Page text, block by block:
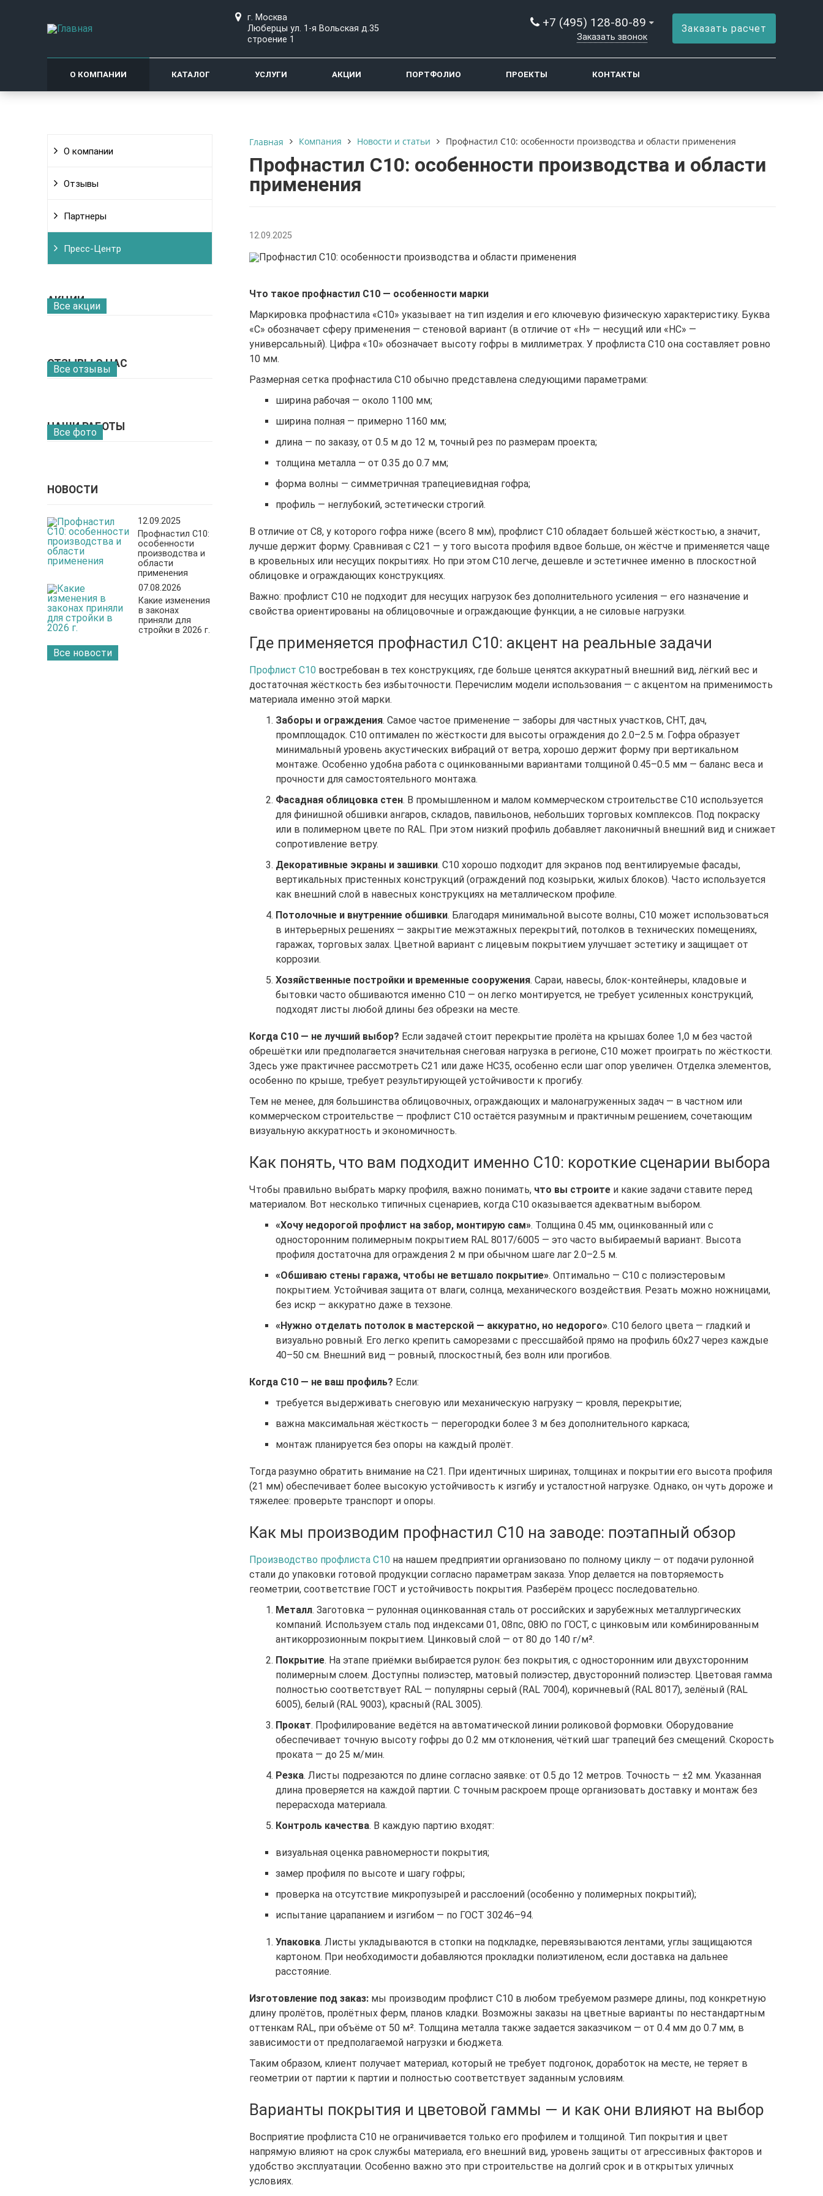
г. Москва
Люберцы ул. 1-я Вольская д.35
строение 1
+7 (495) 128-80-89
Заказать звонок
Заказать расчет
О КОМПАНИИ КАТАЛОГ УСЛУГИ АКЦИИ ПОРТФОЛИО ПРОЕКТЫ КОНТАКТЫ
О компании
Отзывы
Партнеры
Пресс-Центр
АКЦИИ
Все акции
ОТЗЫВЫ О НАС
Все отзывы
НАШИ РАБОТЫ
Все фото
НОВОСТИ
12.09.2025
Профнастил С10:
особенности
производства и
области
применения
07.08.2026
Какие изменения
в законах
приняли для
стройки в 2026 г.
Все новости
Главная Компания Новости и статьи Профнастил С10: особенности производства и области применения
Профнастил С10: особенности производства и области
применения
12.09.2025
Что такое профнастил С10 — особенности марки
Маркировка профнастила «С10» указывает на тип изделия и его ключевую физическую характеристику. Буква
«С» обозначает сферу применения — стеновой вариант (в отличие от «Н» — несущий или «НС» —
универсальный). Цифра «10» обозначает высоту гофры в миллиметрах. У профлиста С10 она составляет ровно
10 мм.
Размерная сетка профнастила С10 обычно представлена следующими параметрами:
ширина рабочая — около 1100 мм;
ширина полная — примерно 1160 мм;
длина — по заказу, от 0.5 м до 12 м, точный рез по размерам проекта;
толщина металла — от 0.35 до 0.7 мм;
форма волны — симметричная трапециевидная гофра;
профиль — неглубокий, эстетически строгий.
В отличие от С8, у которого гофра ниже (всего 8 мм), профлист С10 обладает большей жёсткостью, а значит,
лучше держит форму. Сравнивая с С21 — у того высота профиля вдвое больше, он жёстче и применяется чаще
в кровельных или несущих покрытиях. Но при этом С10 легче, дешевле и эстетичнее именно в плоскостной
облицовке и ограждающих конструкциях.
Важно: профлист С10 не подходит для несущих нагрузок без дополнительного усиления — его назначение и
свойства ориентированы на облицовочные и ограждающие функции, а не силовые нагрузки.
Где применяется профнастил С10: акцент на реальные задачи
Профлист С10 востребован в тех конструкциях, где больше ценятся аккуратный внешний вид, лёгкий вес и
достаточная жёсткость без избыточности. Перечислим модели использования — с акцентом на применимость
материала именно этой марки.
Заборы и ограждения. Самое частое применение — заборы для частных участков, СНТ, дач,
промплощадок. С10 оптимален по жёсткости для высоты ограждения до 2.0–2.5 м. Гофра образует
минимальный уровень акустических вибраций от ветра, хорошо держит форму при вертикальном
монтаже. Особенно удобна работа с оцинкованными вариантами толщиной 0.45–0.5 мм — баланс веса и
прочности для самостоятельного монтажа.
Фасадная облицовка стен. В промышленном и малом коммерческом строительстве С10 используется
для финишной обшивки ангаров, складов, павильонов, небольших торговых комплексов. Под покраску
или в полимерном цвете по RAL. При этом низкий профиль добавляет лаконичный внешний вид и снижает
сопротивление ветру.
Декоративные экраны и зашивки. С10 хорошо подходит для экранов под вентилируемые фасады,
вертикальных пристенных конструкций (ограждений под козырьки, жилых блоков). Часто используется
как внешний слой в навесных конструкциях на металлическом профиле.
Потолочные и внутренние обшивки. Благодаря минимальной высоте волны, С10 может использоваться
в интерьерных решениях — закрытие межэтажных перекрытий, потолков в технических помещениях,
гаражах, торговых залах. Цветной вариант с лицевым покрытием улучшает эстетику и защищает от
коррозии.
Хозяйственные постройки и временные сооружения. Сараи, навесы, блок-контейнеры, кладовые и
бытовки часто обшиваются именно С10 — он легко монтируется, не требует усиленных конструкций,
подходят листы любой длины без обрезки на месте.
Когда С10 — не лучший выбор? Если задачей стоит перекрытие пролёта на крышах более 1,0 м без частой
обрешётки или предполагается значительная снеговая нагрузка в регионе, С10 может проиграть по жёсткости.
Здесь уже практичнее рассмотреть С21 или даже НС35, особенно если шаг опор увеличен. Отделка элементов,
особенно по крыше, требует результирующей устойчивости к прогибу.
Тем не менее, для большинства облицовочных, ограждающих и малонагруженных задач — в частном или
коммерческом строительстве — профлист С10 остаётся разумным и практичным решением, сочетающим
визуальную аккуратность и экономичность.
Как понять, что вам подходит именно С10: короткие сценарии выбора
Чтобы правильно выбрать марку профиля, важно понимать, что вы строите и какие задачи ставите перед
материалом. Вот несколько типичных сценариев, когда С10 оказывается адекватным выбором.
«Хочу недорогой профлист на забор, монтирую сам». Толщина 0.45 мм, оцинкованный или с
односторонним полимерным покрытием RAL 8017/6005 — это часто выбираемый вариант. Высота
профиля достаточна для ограждения 2 м при обычном шаге лаг 2.0–2.5 м.
«Обшиваю стены гаража, чтобы не ветшало покрытие». Оптимально — С10 с полиэстеровым
покрытием. Устойчивая защита от влаги, солнца, механического воздействия. Резать можно ножницами,
без искр — аккуратно даже в техзоне.
«Нужно отделать потолок в мастерской — аккуратно, но недорого». С10 белого цвета — гладкий и
визуально ровный. Его легко крепить саморезами с прессшайбой прямо на профиль 60х27 через каждые
40–50 см. Внешний вид — ровный, плоскостный, без волн или прогибов.
Когда С10 — не ваш профиль? Если:
требуется выдерживать снеговую или механическую нагрузку — кровля, перекрытие;
важна максимальная жёсткость — перегородки более 3 м без дополнительного каркаса;
монтаж планируется без опоры на каждый пролёт.
Тогда разумно обратить внимание на С21. При идентичных ширинах, толщинах и покрытии его высота профиля
(21 мм) обеспечивает более высокую устойчивость к изгибу и усталостной нагрузке. Однако, он чуть дороже и
тяжелее: проверьте транспорт и опоры.
Как мы производим профнастил С10 на заводе: поэтапный обзор
Производство профлиста С10 на нашем предприятии организовано по полному циклу — от подачи рулонной
стали до упаковки готовой продукции согласно параметрам заказа. Упор делается на повторяемость
геометрии, соответствие ГОСТ и устойчивость покрытия. Разберём процесс последовательно.
Металл. Заготовка — рулонная оцинкованная сталь от российских и зарубежных металлургических
компаний. Используем сталь под индексами 01, 08пс, 08Ю по ГОСТ, с цинковым или комбинированным
антикоррозионным покрытием. Цинковый слой — от 80 до 140 г/м².
Покрытие. На этапе приёмки выбирается рулон: без покрытия, с односторонним или двухсторонним
полимерным слоем. Доступны полиэстер, матовый полиэстер, двусторонний полиэстер. Цветовая гамма
полностью соответствует RAL — популярны серый (RAL 7004), коричневый (RAL 8017), зелёный (RAL
6005), белый (RAL 9003), красный (RAL 3005).
Прокат. Профилирование ведётся на автоматической линии роликовой формовки. Оборудование
обеспечивает точную высоту гофры до 0.2 мм отклонения, чёткий шаг трапеций без смещений. Скорость
проката — до 25 м/мин.
Резка. Листы подрезаются по длине согласно заявке: от 0.5 до 12 метров. Точность — ±2 мм. Указанная
длина проверяется на каждой партии. С точным раскроем проще организовать доставку и монтаж без
перерасхода материала.
Контроль качества. В каждую партию входят:
визуальная оценка равномерности покрытия;
замер профиля по высоте и шагу гофры;
проверка на отсутствие микропузырей и расслоений (особенно у полимерных покрытий);
испытание царапанием и изгибом — по ГОСТ 30246–94.
Упаковка. Листы укладываются в стопки на подкладке, перевязываются лентами, углы защищаются
картоном. При необходимости добавляются прокладки полиэтиленом, если доставка на дальнее
расстояние.
Изготовление под заказ: мы производим профлист С10 в любом требуемом размере длины, под конкретную
длину пролётов, пролётных ферм, планов кладки. Возможны заказы на цветные варианты по нестандартным
оттенкам RAL, при объёме от 50 м². Толщина металла также задается заказчиком — от 0.4 мм до 0.7 мм, в
зависимости от предполагаемой нагрузки и бюджета.
Таким образом, клиент получает материал, который не требует подгонок, доработок на месте, не теряет в
геометрии от партии к партии и полностью соответствует заданным условиям.
Варианты покрытия и цветовой гаммы — и как они влияют на выбор
Восприятие профлиста С10 не ограничивается только его профилем и толщиной. Тип покрытия и цвет
напрямую влияют на срок службы материала, его внешний вид, уровень защиты от агрессивных факторов и
удобство эксплуатации. Особенно важно это при строительстве на долгий срок и в открытых уличных
условиях.